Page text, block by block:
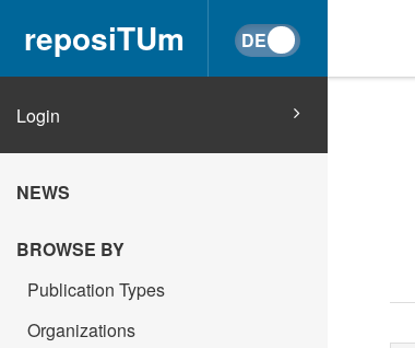
reposiTUm
Login
NEWS
BROWSE BY
Publication Types
Organizations